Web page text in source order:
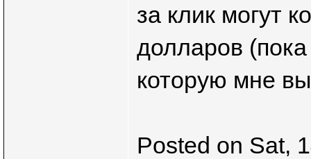
за клик могут
долларов
которую мне
Posted on Sat,